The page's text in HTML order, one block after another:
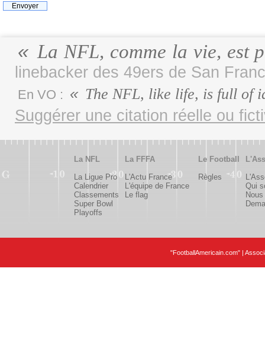
La NFL, comme la vie, est
linebacker des 49ers de San
En VO : The NFL, like life, is full of
Suggérer une citation réelle ou
La NFL
La Ligue Pro
Calendrier
Classements
Super Bowl
Playoffs
La FFFA
L'Actu France
L'équipe de France
Le flag
Le Football
Règles
Qui
"FootballAmericain.com" |